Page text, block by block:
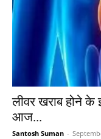
लीवर खराब होने
आज...
Santosh Suman -